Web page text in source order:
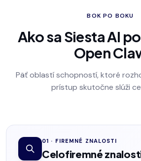
BOK PO BOKU
Ako sa Siesta AI
Open
Päť oblastí schopností, ktoré
prístup skutočne slúži
01 · FIREMNÉ ZNALOSTI
Celofiremné